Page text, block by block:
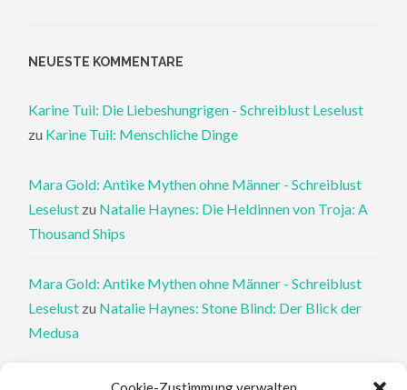
NEUESTE KOMMENTARE
Karine Tuil: Die Liebeshungrigen - Schreiblust Leselust
zu Karine Tuil: Menschliche Dinge
Mara Gold: Antike Mythen ohne Männer - Schreiblust
Leselust zu Natalie Haynes: Die Heldinnen von Troja: A
Thousand Ships
Mara Gold: Antike Mythen ohne Männer - Schreiblust
Leselust zu Natalie Haynes: Stone Blind: Der Blick der
Medusa
Philippa Perry: Die Therapeutin und ihre Mörder: Dr. Pat